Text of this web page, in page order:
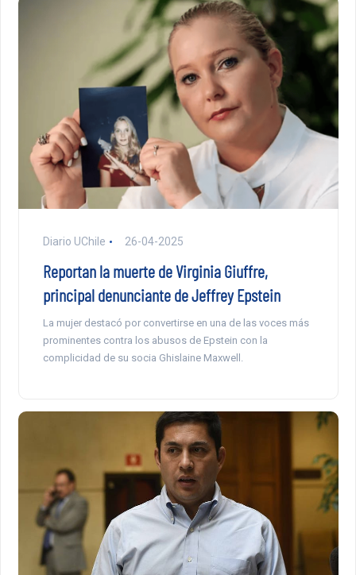
Diario UChile 26-04-2025
Reportan la muerte de Virginia Giuffre,
principal denunciante de Jeffrey Epstein
La mujer destacó por convertirse en una de las voces más
prominentes contra los abusos de Epstein con la
complicidad de su socia Ghislaine Maxwell.